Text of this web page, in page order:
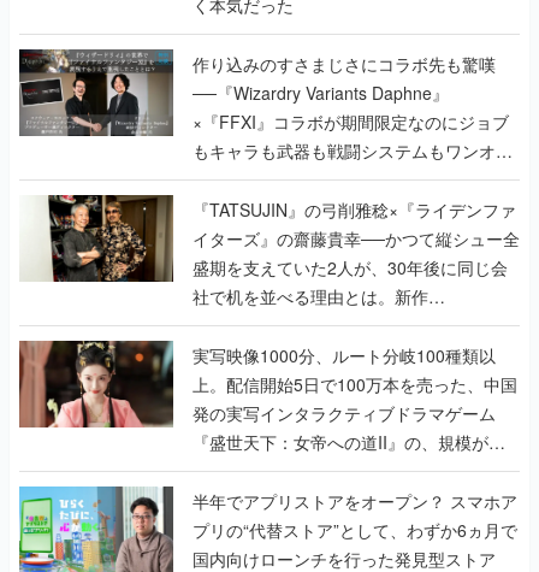
作り込みのすさまじさにコラボ先も驚嘆
──『Wizardry Variants Daphne』
×『FFXI』コラボが期間限定なのにジョブ
もキャラも武器も戦闘システムもワンオフ
で作り込まれた理由を両ディレクターに聞
く
『TATSUJIN』の弓削雅稔×『ライデンファ
イターズ』の齋藤貴幸──かつて縦シュー全
盛期を支えていた2人が、30年後に同じ会
社で机を並べる理由とは。新作
『TATSUJIN EXTREME』で初タッグを組
んだレジェンド2人に訊く開発秘話
実写映像1000分、ルート分岐100種類以
上。配信開始5日で100万本を売った、中国
発の実写インタラクティブドラマゲーム
『盛世天下：女帝への道II』の、規模が違
うこだわりをプロデューサーに聞いた
半年でアプリストアをオープン？ スマホア
プリの“代替ストア”として、わずか6ヵ月で
国内向けローンチを行った発見型ストア